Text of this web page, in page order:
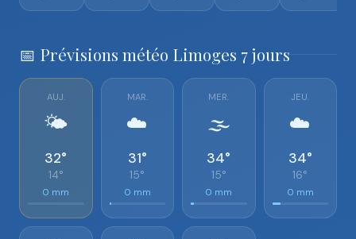
📅 Prévisions météo Limoges 7 jours
AUJ.
🌤️
32°
14°
0 mm
MAR.
☁️
31°
15°
0 mm
MER.
🌫️
34°
15°
0 mm
JEU.
☁️
34°
16°
0 mm